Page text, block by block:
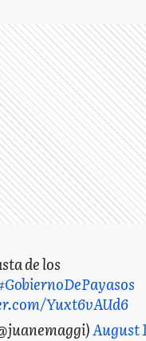
de los
Yuxt6vAUd6
August